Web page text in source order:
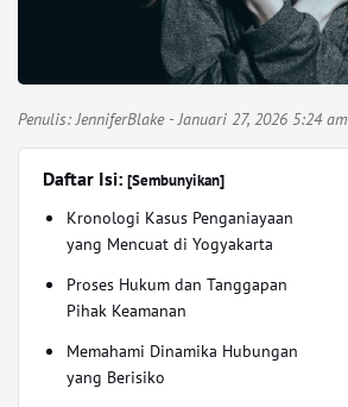
Penulis:JenniferBlake- Januari 27, 2026 5:24 am
Daftar Isi: [Sembunyikan]
Kronologi Kasus Penganiayaan
yang Mencuat di Yogyakarta
Proses Hukum dan Tanggapan
Pihak Keamanan
Memahami Dinamika Hubungan
yang Berisiko